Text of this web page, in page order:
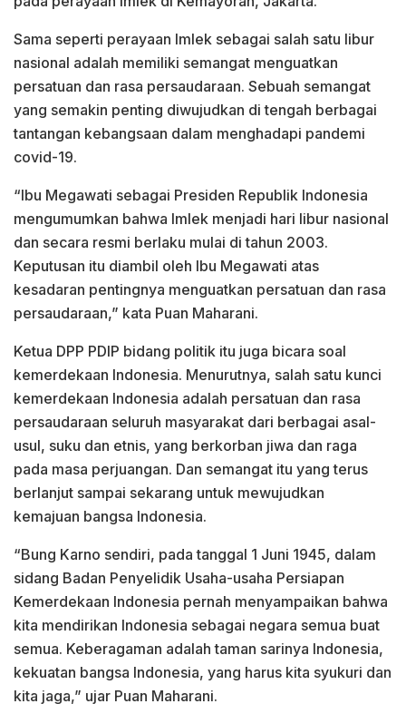
Sama seperti perayaan Imlek sebagai salah satu libur
nasional adalah memiliki semangat menguatkan
persatuan dan rasa persaudaraan. Sebuah semangat
yang semakin penting diwujudkan di tengah berbagai
tantangan kebangsaan dalam menghadapi pandemi
covid-19.
“Ibu Megawati sebagai Presiden Republik Indonesia
mengumumkan bahwa Imlek menjadi hari libur nasional
dan secara resmi berlaku mulai di tahun 2003.
Keputusan itu diambil oleh Ibu Megawati atas
kesadaran pentingnya menguatkan persatuan dan rasa
persaudaraan,” kata Puan Maharani.
Ketua DPP PDIP bidang politik itu juga bicara soal
kemerdekaan Indonesia. Menurutnya, salah satu kunci
kemerdekaan Indonesia adalah persatuan dan rasa
persaudaraan seluruh masyarakat dari berbagai asal-
usul, suku dan etnis, yang berkorban jiwa dan raga
pada masa perjuangan. Dan semangat itu yang terus
berlanjut sampai sekarang untuk mewujudkan
kemajuan bangsa Indonesia.
“Bung Karno sendiri, pada tanggal 1 Juni 1945, dalam
sidang Badan Penyelidik Usaha-usaha Persiapan
Kemerdekaan Indonesia pernah menyampaikan bahwa
kita mendirikan Indonesia sebagai negara semua buat
semua. Keberagaman adalah taman sarinya Indonesia,
kekuatan bangsa Indonesia, yang harus kita syukuri dan
kita jaga,” ujar Puan Maharani.